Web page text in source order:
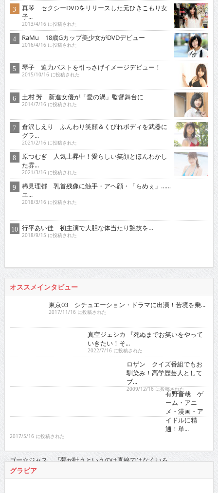
真琴 セクシーDVDをリリースした元ひきこもり女
子...
2013/4/16 に投稿された
RaMu 18歳Gカップ美少女がDVDデビュー
2016/4/16 に投稿された
琴子 迫力バストを引っさげイメージデビュー！
2015/10/16 に投稿された
土村 芳 新進女優が「愛の渦」監督舞台に
2014/7/16 に投稿された
倉沢しえり ふんわり笑顔＆くびれボディを武器に
グラ...
2021/2/16 に投稿された
原つむぎ 人気上昇中！愛らしい笑顔とほんわかし
た雰...
2021/3/16 に投稿された
稀見理都 乳首残像に触手・アヘ顔・「らめぇ」……
エ...
2018/3/16 に投稿された
東京03 シチュエーション・ドラマに出演！苦境を乗...
2017/11/16 に投稿された
真空ジェシカ 『死ぬまでお笑いをやっていきたい！そ...
ロザン クイズ番組でもお馴染み！高学歴芸人として
2009/12/16 に投稿された
有野晋哉 ゲーム・アニメ・漫画・アイドルに精通！
2017/5/16 に投稿された
ゴー☆ジャス 『夢が叶うというのは直線ではなくい
2021/11/16 に投稿された